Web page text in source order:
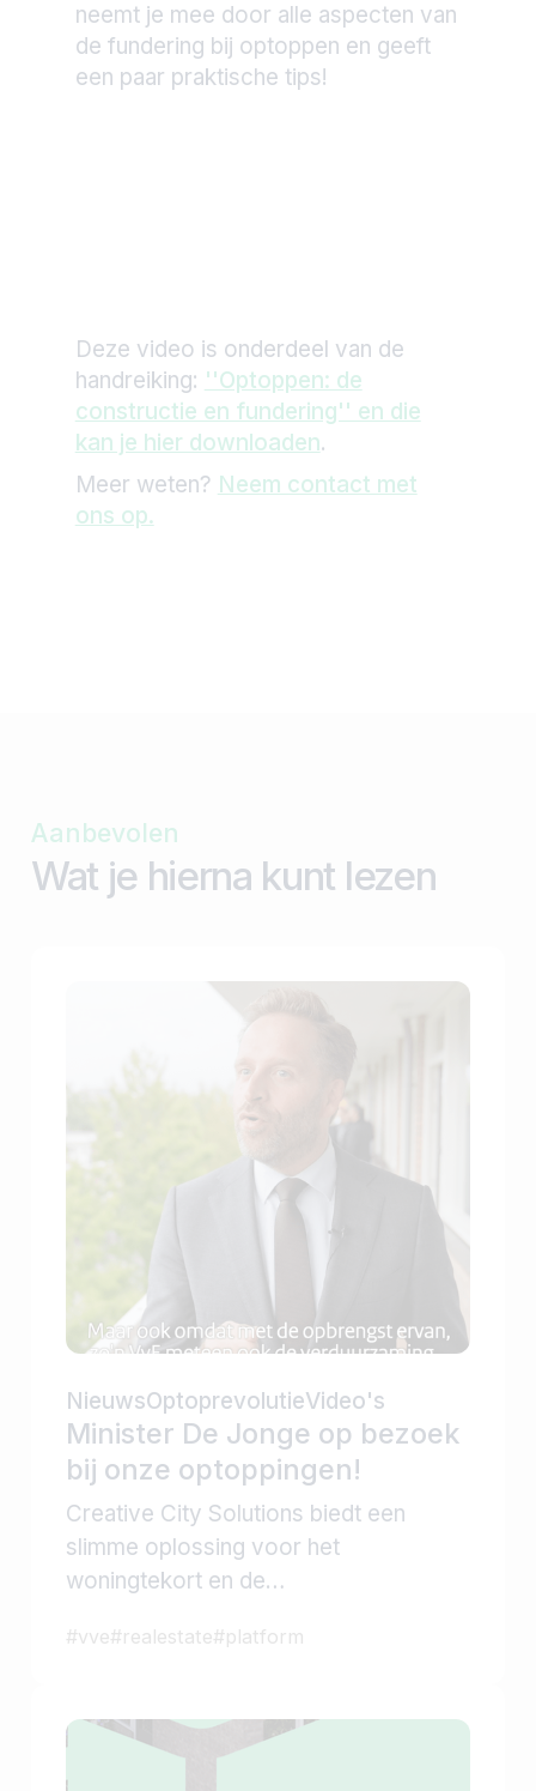
neemt je mee door alle aspecten van
de fundering bij optoppen en geeft
een paar praktische tips!
Deze video is onderdeel van de
handreiking: ''Optoppen: de
constructie en fundering'' en die
kan je hier downloaden.
Meer weten? Neem contact met
ons op.
Aanbevolen
Wat je hierna kunt lezen
NieuwsOptoprevolutieVideo's
Minister De Jonge op bezoek
bij onze optoppingen!
Creative City Solutions biedt een
slimme oplossing voor het
woningtekort en de
woningen bouwen op bestaande
kunnen VvE’s hun pand verbeteren én
verduurzamen. Minister Hugo de
Jonge bezocht ons project in
#vve#realestate#platform